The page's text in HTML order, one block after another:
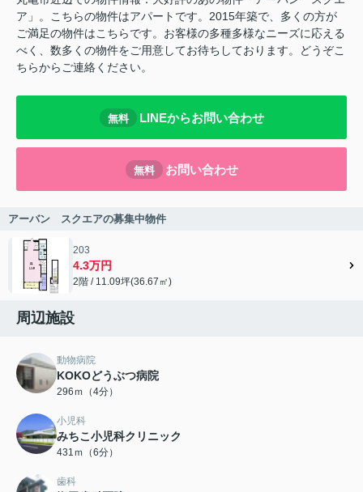
ア」。こちらの物件はアパートです。2015年築で、多くの方が
ご満足の物件はこちらです。お客様の多種多様なニーズに応える
べく、数多くの物件をご用意してお待ちしております。どうぞこ
ちらからご連絡ください。
無料 LINEからお問い合わせ
無料 お問い合わせ
アーバン スクエアの募集中物件
203
4.3万円
2階 / 11.09坪(36.67㎡)
周辺施設
動物病院
KOKOどうぶつ病院
296ｍ（4分）
小児科
みちこ小児科クリニック
431ｍ（6分）
歯科